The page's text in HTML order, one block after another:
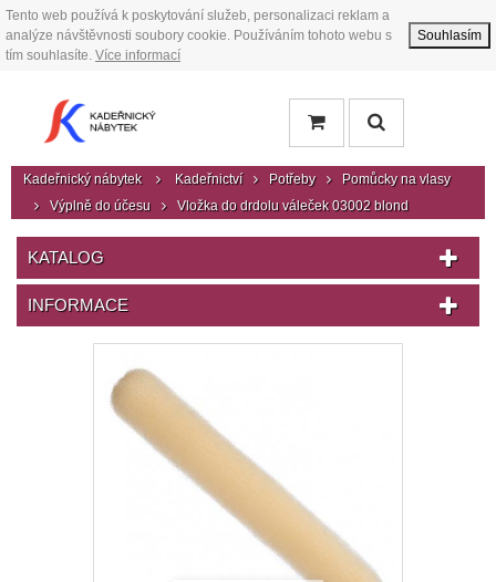
Tento web používá k poskytování služeb, personalizaci reklam a
analýze návštěvnosti soubory cookie. Používáním tohoto webu s
tím souhlasíte. Více informací
Souhlasím
Kadeřnický nábytek Kadeřnictví Potřeby
Pomůcky na vlasy
Výplně do účesu
Vložka do drdolu váleček 03002 blond
KATALOG
INFORMACE